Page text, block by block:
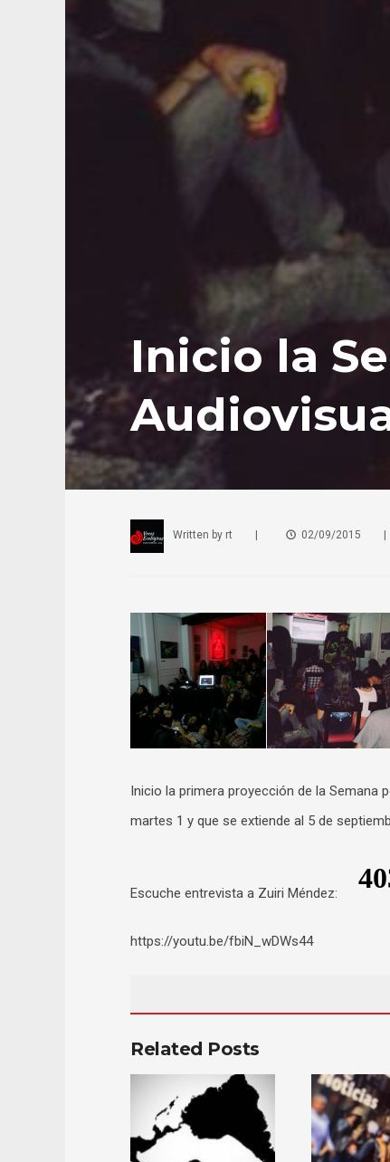
Inicio la
Written by rt 02/09/2015
Inicio la primera proyección de la Semana
martes 1 y que se extiende al 5 de
Escuche entrevista a Zuiri Méndez:
https://youtu.be/fbiN_wDWs44
Related Posts